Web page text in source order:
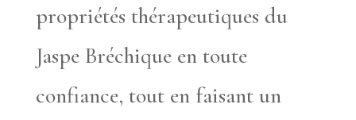
propriétés thérapeutiques du
Jaspe Bréchique en toute
confiance, tout en faisant un